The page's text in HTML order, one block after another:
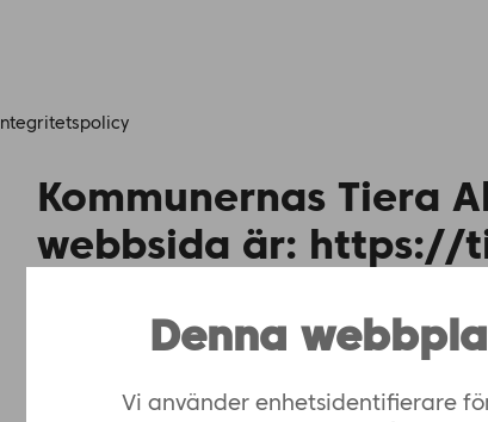
Denna
Vi använder enhetsidentifierare
Integritetspolicy
Kommunernas Tiera
webbsida är: https://